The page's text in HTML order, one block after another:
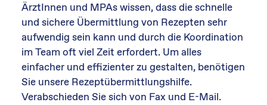
ÄrztInnen und MPAs wissen, dass die schnelle
und sichere Übermittlung von Rezepten sehr
aufwendig sein kann und durch die Koordination
im Team oft viel Zeit erfordert. Um alles
einfacher und effizienter zu gestalten, benötigen
Sie unsere Rezeptübermittlungshilfe.
Verabschieden Sie sich von Fax und E-Mail.